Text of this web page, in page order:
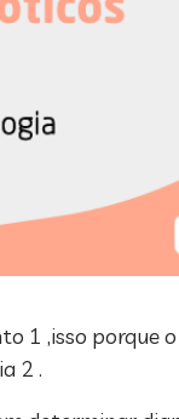
1 ,isso porque
2 .